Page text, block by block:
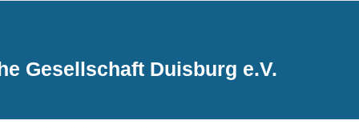
Gesellschaft Duisburg e.V.